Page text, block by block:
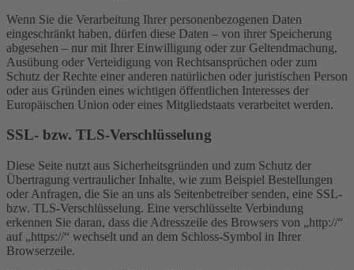
Wenn Sie die Verarbeitung Ihrer personenbezogenen Daten
eingeschränkt haben, dürfen diese Daten – von ihrer Speicherung
abgesehen – nur mit Ihrer Einwilligung oder zur Geltendmachung,
Ausübung oder Verteidigung von Rechtsansprüchen oder zum
Schutz der Rechte einer anderen natürlichen oder juristischen Person
oder aus Gründen eines wichtigen öffentlichen Interesses der
Europäischen Union oder eines Mitgliedstaats verarbeitet werden.
SSL- bzw. TLS-Verschlüsselung
Diese Seite nutzt aus Sicherheitsgründen und zum Schutz der
Übertragung vertraulicher Inhalte, wie zum Beispiel Bestellungen
oder Anfragen, die Sie an uns als Seitenbetreiber senden, eine SSL-
bzw. TLS-Verschlüsselung. Eine verschlüsselte Verbindung
erkennen Sie daran, dass die Adresszeile des Browsers von „http://“
auf „https://“ wechselt und an dem Schloss-Symbol in Ihrer
Browserzeile.